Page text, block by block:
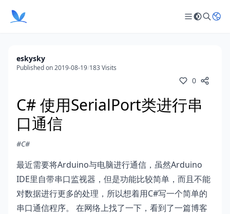
eskysky
Published on 2019-08-19/183 Visits
0
C# 使用SerialPort类进行串
口通信
#C#
最近需要将Arduino与电脑进行通信，虽然Arduino
IDE里自带串口监视器，但是功能比较简单，而且不能
对数据进行更多的处理，所以想着用C#写一个简单的
串口通信程序。 在网络上找了一下，看到了一篇博客